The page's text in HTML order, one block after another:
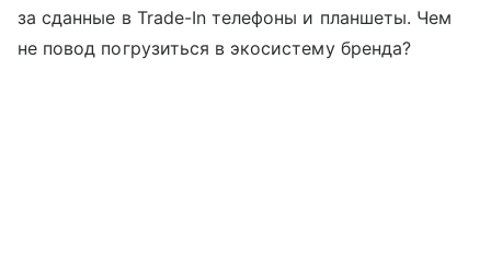
за сданные в Trade-In телефоны и планшеты. Чем
не повод погрузиться в экосистему бренда?